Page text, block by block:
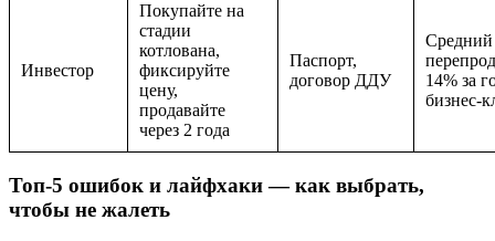
Инвестор
Покупайте на
стадии
котлована,
фиксируйте
цену,
продавайте
через 2 года
Паспорт,
договор ДДУ
Средний
14% за
бизнес-
Топ-5 ошибок и лайфхаки — как выбрать,
чтобы не жалеть